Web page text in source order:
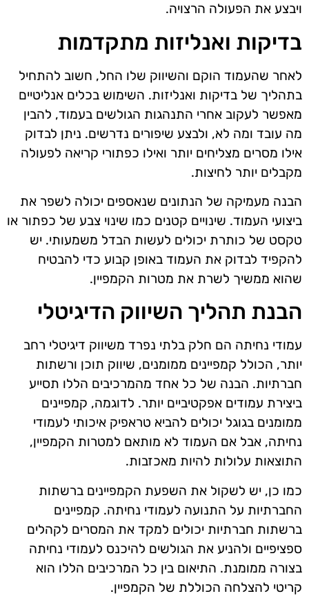
ויבצע את הפעולה הרצויה.
בדיקות ואנליזות מתקדמות
לאחר שהעמוד הוקם והשיווק שלו החל, חשוב להתחיל
בתהליך של בדיקות ואנליזות. השימוש בכלים אנליטיים
מאפשר לעקוב אחרי התנהגות הגולשים בעמוד, להבין
מה עובד ומה לא, ולבצע שיפורים נדרשים. ניתן לבדוק
אילו מסרים מצליחים יותר ואילו כפתורי קריאה לפעולה
מקבלים יותר לחיצות.
הבנה מעמיקה של הנתונים שנאספים יכולה לשפר את
ביצועי העמוד. שינויים קטנים כמו שינוי צבע של כפתור או
טקסט של כותרת יכולים לעשות הבדל משמעותי. יש
להקפיד לבדוק את העמוד באופן קבוע כדי להבטיח
שהוא ממשיך לשרת את מטרות הקמפיין.
הבנת תהליך השיווק הדיגיטלי
עמודי נחיתה הם חלק בלתי נפרד משיווק דיגיטלי רחב
יותר, הכולל קמפיינים ממומנים, שיווק תוכן ורשתות
חברתיות. הבנה של כל אחד מהמרכיבים הללו תסייע
ביצירת עמודים אפקטיביים יותר. לדוגמה, קמפיינים
ממומנים בגוגל יכולים להביא טראפיק איכותי לעמודי
נחיתה, אבל אם העמוד לא מותאם למטרות הקמפיין,
התוצאות עלולות להיות מאכזבות.
כמו כן, יש לשקול את השפעת הקמפיינים ברשתות
החברתיות על התנועה לעמודי נחיתה. קמפיינים
ברשתות חברתיות יכולים למקד את המסרים לקהלים
ספציפיים ולהניע את הגולשים להיכנס לעמודי נחיתה
בצורה ממומנת. התיאום בין כל המרכיבים הללו הוא
קריטי להצלחה הכוללת של הקמפיין.